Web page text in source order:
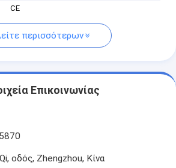
CE
περισσότερων
Επικοινωνίας
οδός, Zhengzhou, Κίνα